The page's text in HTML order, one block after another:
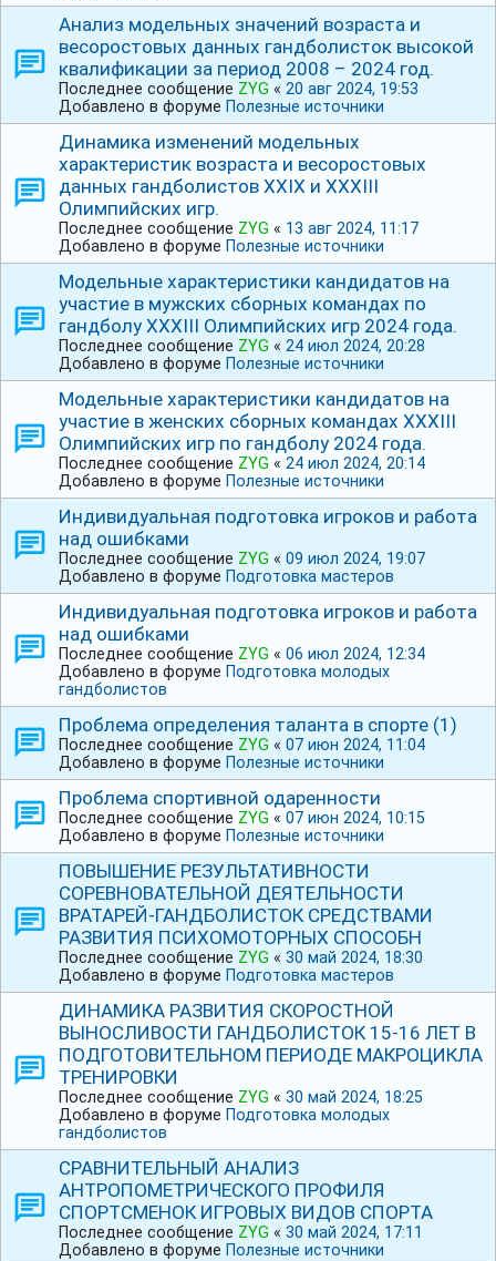
Анализ модельных значений возраста и
весоростовых данных гандболисток высокой
квалификации за период 2008 – 2024 год.
Последнее сообщение ZYG « 20 авг 2024, 19:53
Добавлено в форуме Полезные источники
Динамика изменений модельных
характеристик возраста и весоростовых
данных гандболистов ХХⅠХ и ⅩⅩⅩⅠⅠⅠ
Олимпийских игр.
Последнее сообщение ZYG « 13 авг 2024, 11:17
Добавлено в форуме Полезные источники
Модельные характеристики кандидатов на
участие в мужских сборных командах по
гандболу ⅩⅩⅩⅠIⅠ Олимпийских игр 2024 года.
Последнее сообщение ZYG « 24 июл 2024, 20:28
Добавлено в форуме Полезные источники
Модельные характеристики кандидатов на
участие в женских сборных командах ⅩⅩⅩⅠIⅠ
Олимпийских игр по гандболу 2024 года.
Последнее сообщение ZYG « 24 июл 2024, 20:14
Добавлено в форуме Полезные источники
Индивидуальная подготовка игроков и работа
над ошибками
Последнее сообщение ZYG « 09 июл 2024, 19:07
Добавлено в форуме Подготовка мастеров
Индивидуальная подготовка игроков и работа
над ошибками
Последнее сообщение ZYG « 06 июл 2024, 12:34
Добавлено в форуме Подготовка молодых
гандболистов
Проблема определения таланта в спорте (1)
Последнее сообщение ZYG « 07 июн 2024, 11:04
Добавлено в форуме Полезные источники
Проблема спортивной одаренности
Последнее сообщение ZYG « 07 июн 2024, 10:15
Добавлено в форуме Полезные источники
ПОВЫШЕНИЕ РЕЗУЛЬТАТИВНОСТИ
СОРЕВНОВАТЕЛЬНОЙ ДЕЯТЕЛЬНОСТИ
ВРАТАРЕЙ-ГАНДБОЛИСТОК СРЕДСТВАМИ
РАЗВИТИЯ ПСИХОМОТОРНЫХ СПОСОБН
Последнее сообщение ZYG « 30 май 2024, 18:30
Добавлено в форуме Подготовка мастеров
ДИНАМИКА РАЗВИТИЯ СКОРОСТНОЙ
ВЫНОСЛИВОСТИ ГАНДБОЛИСТОК 15-16 ЛЕТ В
ПОДГОТОВИТЕЛЬНОМ ПЕРИОДЕ МАКРОЦИКЛА
ТРЕНИРОВКИ
Последнее сообщение ZYG « 30 май 2024, 18:25
Добавлено в форуме Подготовка молодых
гандболистов
СРАВНИТЕЛЬНЫЙ АНАЛИЗ
АНТРОПОМЕТРИЧЕСКОГО ПРОФИЛЯ
СПОРТСМЕНОК ИГРОВЫХ ВИДОВ СПОРТА
Последнее сообщение ZYG « 30 май 2024, 17:11
Добавлено в форуме Полезные источники